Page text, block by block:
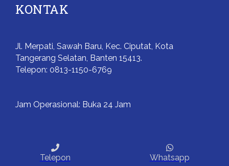
KONTAK
Jl. Merpati, Sawah Baru, Kec. Ciputat, Kota
Tangerang Selatan, Banten 15413.
Telepon: 0813-1150-6769
Jam Operasional: Buka 24 Jam
Telepon Whatsapp